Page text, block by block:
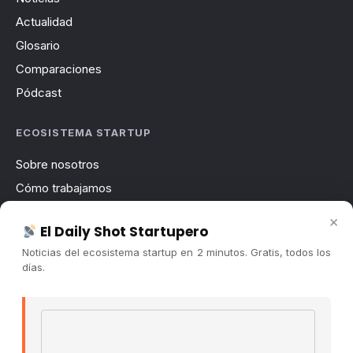
Actualidad
Glosario
Comparaciones
Pódcast
ECOSISTEMA STARTUP
Sobre nosotros
Cómo trabajamos
Contacto
Publicidad
×
El Daily Shot Startupero
Noticias del ecosistema startup en 2 minutos. Gratis, todos los
días.